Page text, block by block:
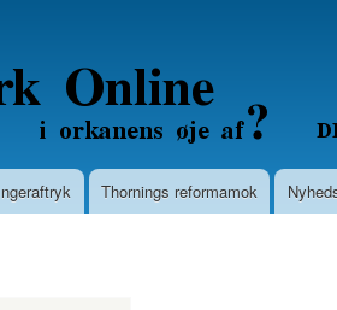
blognyheder om politik
Thornings reformamok